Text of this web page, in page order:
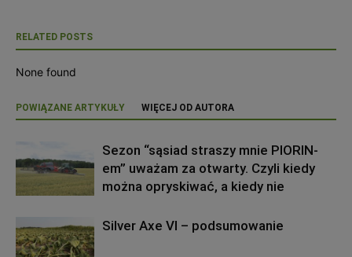
RELATED POSTS
None found
POWIĄZANE ARTYKUŁY WIĘCEJ OD AUTORA
Sezon “sąsiad straszy mnie PIORIN-
em” uważam za otwarty. Czyli kiedy
można opryskiwać, a kiedy nie
Silver Axe VI – podsumowanie